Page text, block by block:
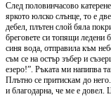
След половинчасово
яркото юлско слънце, то е
дебел, плътен слой бяла
бреговете си топящи ледени
синя вода, отправила към
съм се на остър зъбер и
езеро!”. Ръката ми напипва
Плътно се притискам до
и благодарна, че ме е довел.